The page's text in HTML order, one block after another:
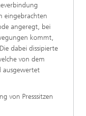
eingebrachten
angeregt, bei
kommt,
dabei dissipierte
von dem
ausgewertet
von Presssitzen